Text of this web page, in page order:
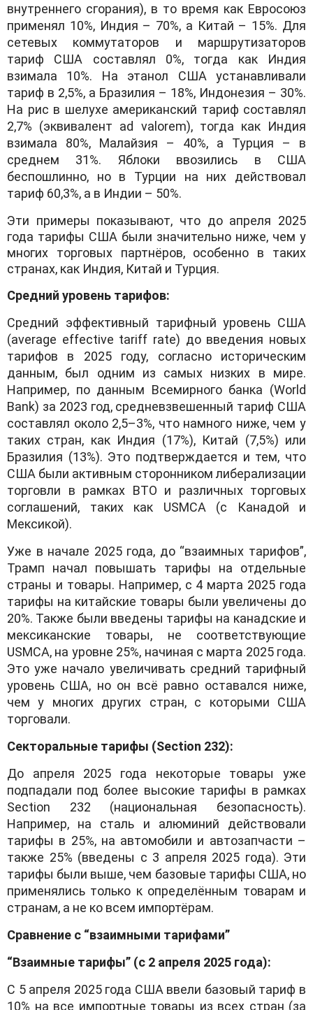
внутреннего сгорания), в то время как Евросоюз
применял 10%, Индия – 70%, а Китай – 15%. Для
сетевых коммутаторов и маршрутизаторов
тариф США составлял 0%, тогда как Индия
взимала 10%. На этанол США устанавливали
тариф в 2,5%, а Бразилия – 18%, Индонезия – 30%.
На рис в шелухе американский тариф составлял
2,7% (эквивалент ad valorem), тогда как Индия
взимала 80%, Малайзия – 40%, а Турция – в
среднем 31%. Яблоки ввозились в США
беспошлинно, но в Турции на них действовал
тариф 60,3%, а в Индии – 50%.
Эти примеры показывают, что до апреля 2025
года тарифы США были значительно ниже, чем у
многих торговых партнёров, особенно в таких
странах, как Индия, Китай и Турция.
Средний уровень тарифов:
Средний эффективный тарифный уровень США
(average effective tariff rate) до введения новых
тарифов в 2025 году, согласно историческим
данным, был одним из самых низких в мире.
Например, по данным Всемирного банка (World
Bank) за 2023 год, средневзвешенный тариф США
составлял около 2,5–3%, что намного ниже, чем у
таких стран, как Индия (17%), Китай (7,5%) или
Бразилия (13%). Это подтверждается и тем, что
США были активным сторонником либерализации
торговли в рамках ВТО и различных торговых
соглашений, таких как USMCA (с Канадой и
Мексикой).
Уже в начале 2025 года, до “взаимных тарифов”,
Трамп начал повышать тарифы на отдельные
страны и товары. Например, с 4 марта 2025 года
тарифы на китайские товары были увеличены до
20%. Также были введены тарифы на канадские и
мексиканские товары, не соответствующие
USMCA, на уровне 25%, начиная с марта 2025 года.
Это уже начало увеличивать средний тарифный
уровень США, но он всё равно оставался ниже,
чем у многих других стран, с которыми США
торговали.
Секторальные тарифы (Section 232):
До апреля 2025 года некоторые товары уже
подпадали под более высокие тарифы в рамках
Section 232 (национальная безопасность).
Например, на сталь и алюминий действовали
тарифы в 25%, на автомобили и автозапчасти –
также 25% (введены с 3 апреля 2025 года). Эти
тарифы были выше, чем базовые тарифы США, но
применялись только к определённым товарам и
странам, а не ко всем импортёрам.
Сравнение с “взаимными тарифами”
“Взаимные тарифы” (с 2 апреля 2025 года):
С 5 апреля 2025 года США ввели базовый тариф в
10% на все импортные товары из всех стран (за